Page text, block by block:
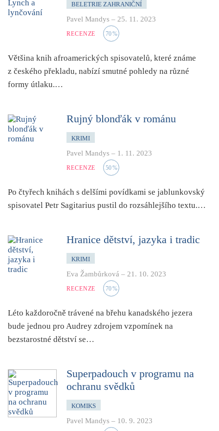
BELETRIE ZAHRANIČNÍ
Pavel Mandys – 25. 11. 2023
RECENZE 70%
Většina knih afroamerických spisovatelů, které známe
z českého překladu, nabízí smutné pohledy na různé
formy útlaku.…
Rujný blonďák v románu
KRIMI
Pavel Mandys – 1. 11. 2023
RECENZE 50%
Po čtyřech knihách s delšími povídkami se jablunkovský
spisovatel Petr Sagitarius pustil do rozsáhlejšího textu.…
Hranice dětství, jazyka i tradic
KRIMI
Eva Žambůrková – 21. 10. 2023
RECENZE 70%
Léto každoročně trávené na břehu kanadského jezera
bude jednou pro Audrey zdrojem vzpomínek na
bezstarostné dětství se…
Superpadouch v programu na
ochranu svědků
KOMIKS
Pavel Mandys – 10. 9. 2023